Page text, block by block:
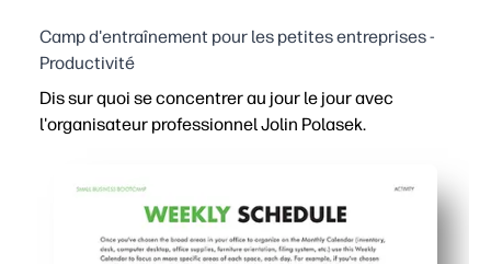
Camp d'entraînement pour les petites entreprises -
Productivité
Dis sur quoi se concentrer au jour le jour avec
l'organisateur professionnel Jolin Polasek.